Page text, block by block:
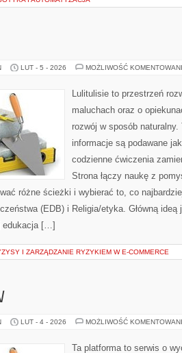
LUT - 5 - 2026 MOŻLIWOŚĆ
Lulitulisie to przestrzeń
maluchach oraz o
rozwój w sposób
informacje są podawane
codzienne ćwiczenia
Strona łączy naukę z
różne ścieżki i wybierać to, co
(EDB) i Religia/etyka. Główną
edukacja […]
I ZARZĄDZANIE RYZYKIEM W E-COMMERCE
LUT - 4 - 2026 MOŻLIWOŚĆ
Ta platforma to serwis o